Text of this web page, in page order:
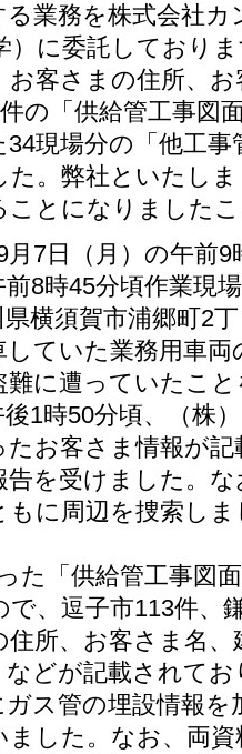
業務を株式会社カ
）に委託しており
お客さまの住所、
の「供給管工事図
34現場分の「他工
た。弊社といたし
ことになりました
月7日（月）の午前
前8時45分頃作業現
県横須賀市浦郷町2
していた業務用車
難に遭っていたこ
1時50分頃、（株
たお客さま情報が
告を受けました。
もに周辺を捜索し
た「供給管工事図
、逗子市113件、
住所、お客さま名
などが記載されて
ガス管の埋設情報
ました。なお、両